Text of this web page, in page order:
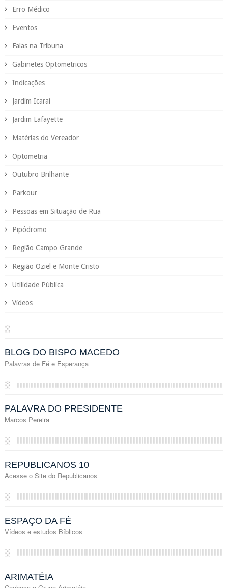
Erro Médico
Eventos
Falas na Tribuna
Gabinetes Optometricos
Indicações
Jardim Icaraí
Jardim Lafayette
Matérias do Vereador
Optometria
Outubro Brilhante
Parkour
Pessoas em Situação de Rua
Pipódromo
Região Campo Grande
Região Oziel e Monte Cristo
Utilidade Pública
Vídeos
░
BLOG DO BISPO MACEDO
Palavras de Fé e Esperança
░
PALAVRA DO PRESIDENTE
Marcos Pereira
░
REPUBLICANOS 10
Acesse o Site do Republicanos
░
ESPAÇO DA FÉ
Vídeos e estudos Bíblicos
░
ARIMATÉIA